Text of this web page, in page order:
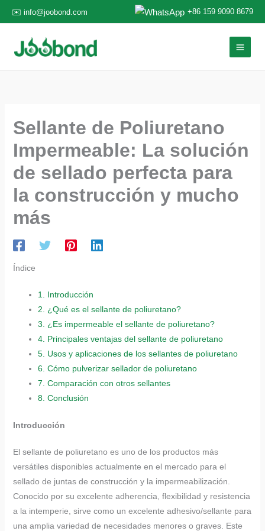
al
contenido
✉️ info@joobond.com +86 159 9090 8679
Sellante de Poliuretano
Impermeable: La solución
de sellado perfecta para
la construcción y mucho
más
Índice
1. Introducción
2. ¿Qué es el sellante de poliuretano?
3. ¿Es impermeable el sellante de poliuretano?
4. Principales ventajas del sellante de poliuretano
5. Usos y aplicaciones de los sellantes de poliuretano
6. Cómo pulverizar sellador de poliuretano
7. Comparación con otros sellantes
8. Conclusión
Introducción
El sellante de poliuretano es uno de los productos más
versátiles disponibles actualmente en el mercado para el
sellado de juntas de construcción y la impermeabilización.
Conocido por su excelente adherencia, flexibilidad y resistencia
a la intemperie, sirve como un excelente adhesivo/sellante para
una amplia variedad de necesidades menores o graves. Este